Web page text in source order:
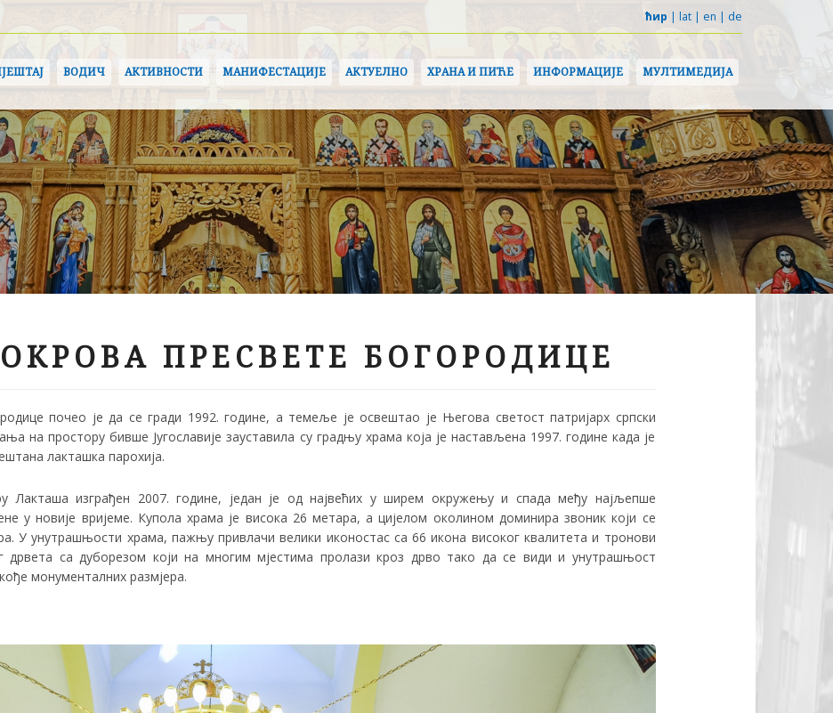
ћир | lat | en | de
ВОДИЧ АКТИВНОСТИ МАНИФЕСТАЦИЈЕ АКТУЕЛНО ХРАНА И ПИЋЕ ИНФОРМАЦИЈЕ МУЛТИМЕДИЈА
ПРЕСВЕТЕ БОГОРОДИЦЕ
почео је да се гради 1992. године, а темеље је освештао је Његова светост патријарх српски
на простору бивше Југославије зауставила су градњу храма која је настављена 1997. године када је
лакташка парохија.
Лакташа изграђен 2007. године, један је од највећих у ширем окружењу и спада међу најљепше
у новије вријеме. Купола храма је висока 26 метара, а цијелом околином доминира звоник који се
У унутрашњости храма, пажњу привлачи велики иконостас са 66 икона високог квалитета и тронови
дрвета са дуборезом који на многим мјестима пролази кроз дрво тако да се види и унутрашњост
монументалних размјера.